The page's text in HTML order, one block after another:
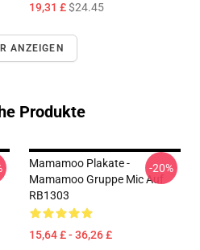
19,31 £$24.45
ANZEIGEN
Produkte
Mamamoo Plakate -
Mamamoo Gruppe Mic Auf
RB1303
15,64 £ - 36,26 £
-20%